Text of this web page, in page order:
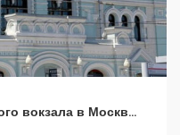
Торги по реализации Рижского вокзала в Москве вновь не состоялись